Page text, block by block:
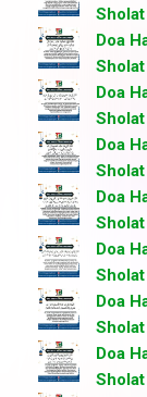
Doa
Doa
Doa
Doa
Doa
Doa
Doa